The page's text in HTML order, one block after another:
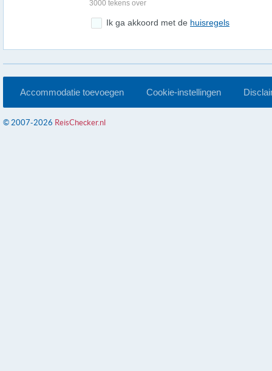
3000 tekens over
Ik ga akkoord met de huisregels
Accommodatie toevoegen Cookie-instellingen
© 2007-2026 ReisChecker.nl